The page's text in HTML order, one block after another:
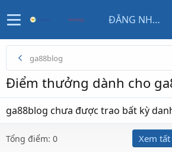
ĐĂNG NHẬP
ga88blog
Điểm thưởng dành cho
ga88blog chưa được trao bất kỳ
Tổng điểm: 0 Xem